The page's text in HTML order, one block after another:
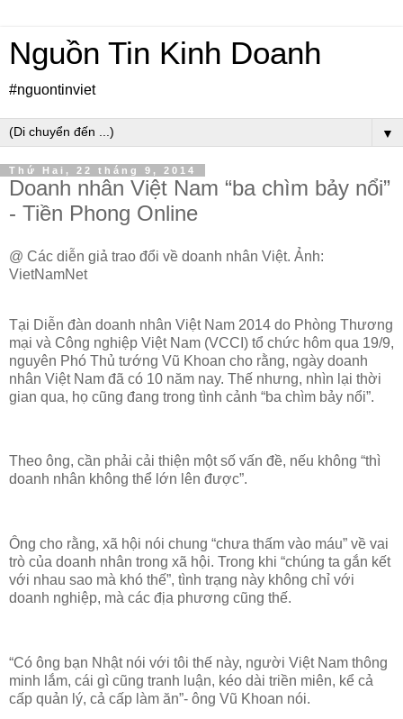
Nguồn Tin Kinh Doanh
#nguontinviet
▼
Thứ Hai, 22 tháng 9, 2014
Doanh nhân Việt Nam “ba chìm bảy nổi”
- Tiền Phong Online
@ Các diễn giả trao đổi về doanh nhân Việt. Ảnh:
VietNamNet
Tại Diễn đàn doanh nhân Việt Nam 2014 do Phòng Thương
mại và Công nghiệp Việt Nam (VCCI) tổ chức hôm qua 19/9,
nguyên Phó Thủ tướng Vũ Khoan cho rằng, ngày doanh
nhân Việt Nam đã có 10 năm nay. Thế nhưng, nhìn lại thời
gian qua, họ cũng đang trong tình cảnh “ba chìm bảy nổi”.
Theo ông, cần phải cải thiện một số vấn đề, nếu không “thì
doanh nhân không thể lớn lên được”.
Ông cho rằng, xã hội nói chung “chưa thấm vào máu” về vai
trò của doanh nhân trong xã hội. Trong khi “chúng ta gắn kết
với nhau sao mà khó thế”, tình trạng này không chỉ với
doanh nghiệp, mà các địa phương cũng thế.
“Có ông bạn Nhật nói với tôi thế này, người Việt Nam thông
minh lắm, cái gì cũng tranh luận, kéo dài triền miên, kể cả
cấp quản lý, cả cấp làm ăn”- ông Vũ Khoan nói.